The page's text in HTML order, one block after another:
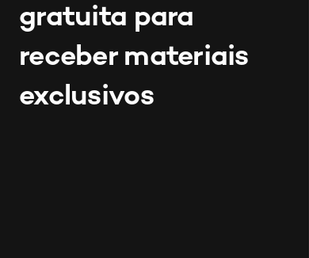
gratuita para
receber materiais
exclusivos